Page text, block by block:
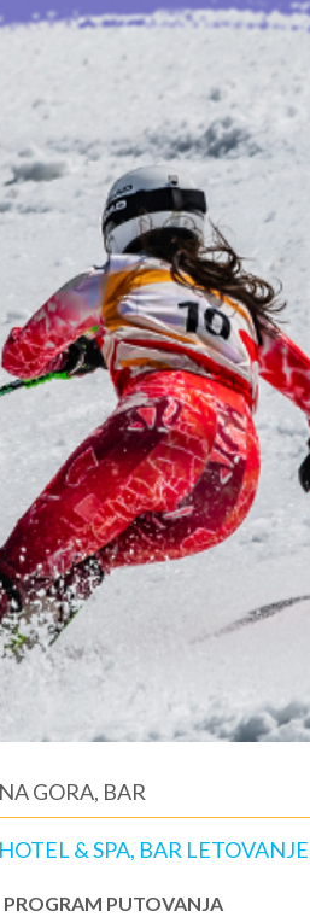
GORA, BAR
& SPA, BAR LETOVANJE
PROGRAM PUTOVANJA